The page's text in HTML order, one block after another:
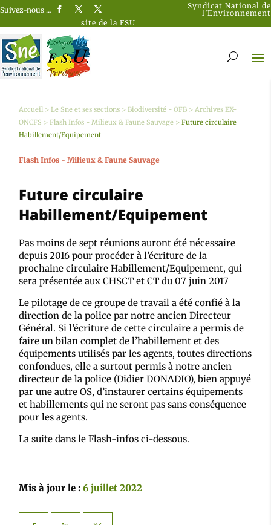
Suivez-nous …
Syndicat National de
l’Environnement
site de la FSU
Accueil >Le Sne et ses sections >Biodiversité - OFB >Archives EX-
ONCFS >Flash Infos - Milieux & Faune Sauvage >Future circulaire
Habillement/Equipement
Flash Infos - Milieux & Faune Sauvage
Future circulaire
Habillement/Equipement
Pas moins de sept réunions auront été nécessaire
depuis 2016 pour procéder à l’écriture de la
prochaine circulaire Habillement/Equipement, qui
sera présentée aux CHSCT et CT du 07 juin 2017
Le pilotage de ce groupe de travail a été confié à la
direction de la police par notre ancien Directeur
Général. Si l’écriture de cette circulaire a permis de
faire un bilan complet de l’habillement et des
équipements utilisés par les agents, toutes directions
confondues, elle a surtout permis à notre ancien
directeur de la police (Didier DONADIO), bien appuyé
par une autre OS, d’instaurer certains équipements
et habillements qui ne seront pas sans conséquence
pour les agents.
La suite dans le Flash-infos ci-dessous.
Mis à jour le :6 juillet 2022